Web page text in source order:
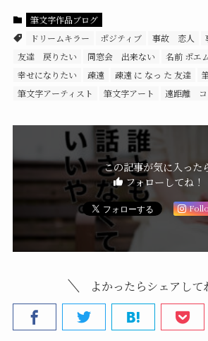
筆文字作品ブログ
ドリームキラー
ポジティブ 事故 恋人
友達 戻りたい
同窓会 出来ない 名前 ポエ
幸せになりたい
疎遠 疎遠 に なっ た 友達
筆文字アーティスト
筆文字アート 遠距離 コ
この記事が気に入った
フォローしてね！
よかったらシェアして